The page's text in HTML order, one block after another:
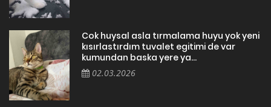
Cok huysal asla tırmalama huyu yok yeni
kısırlastırdım tuvalet egitimi de var
kumundan baska yere ya...
02.03.2026